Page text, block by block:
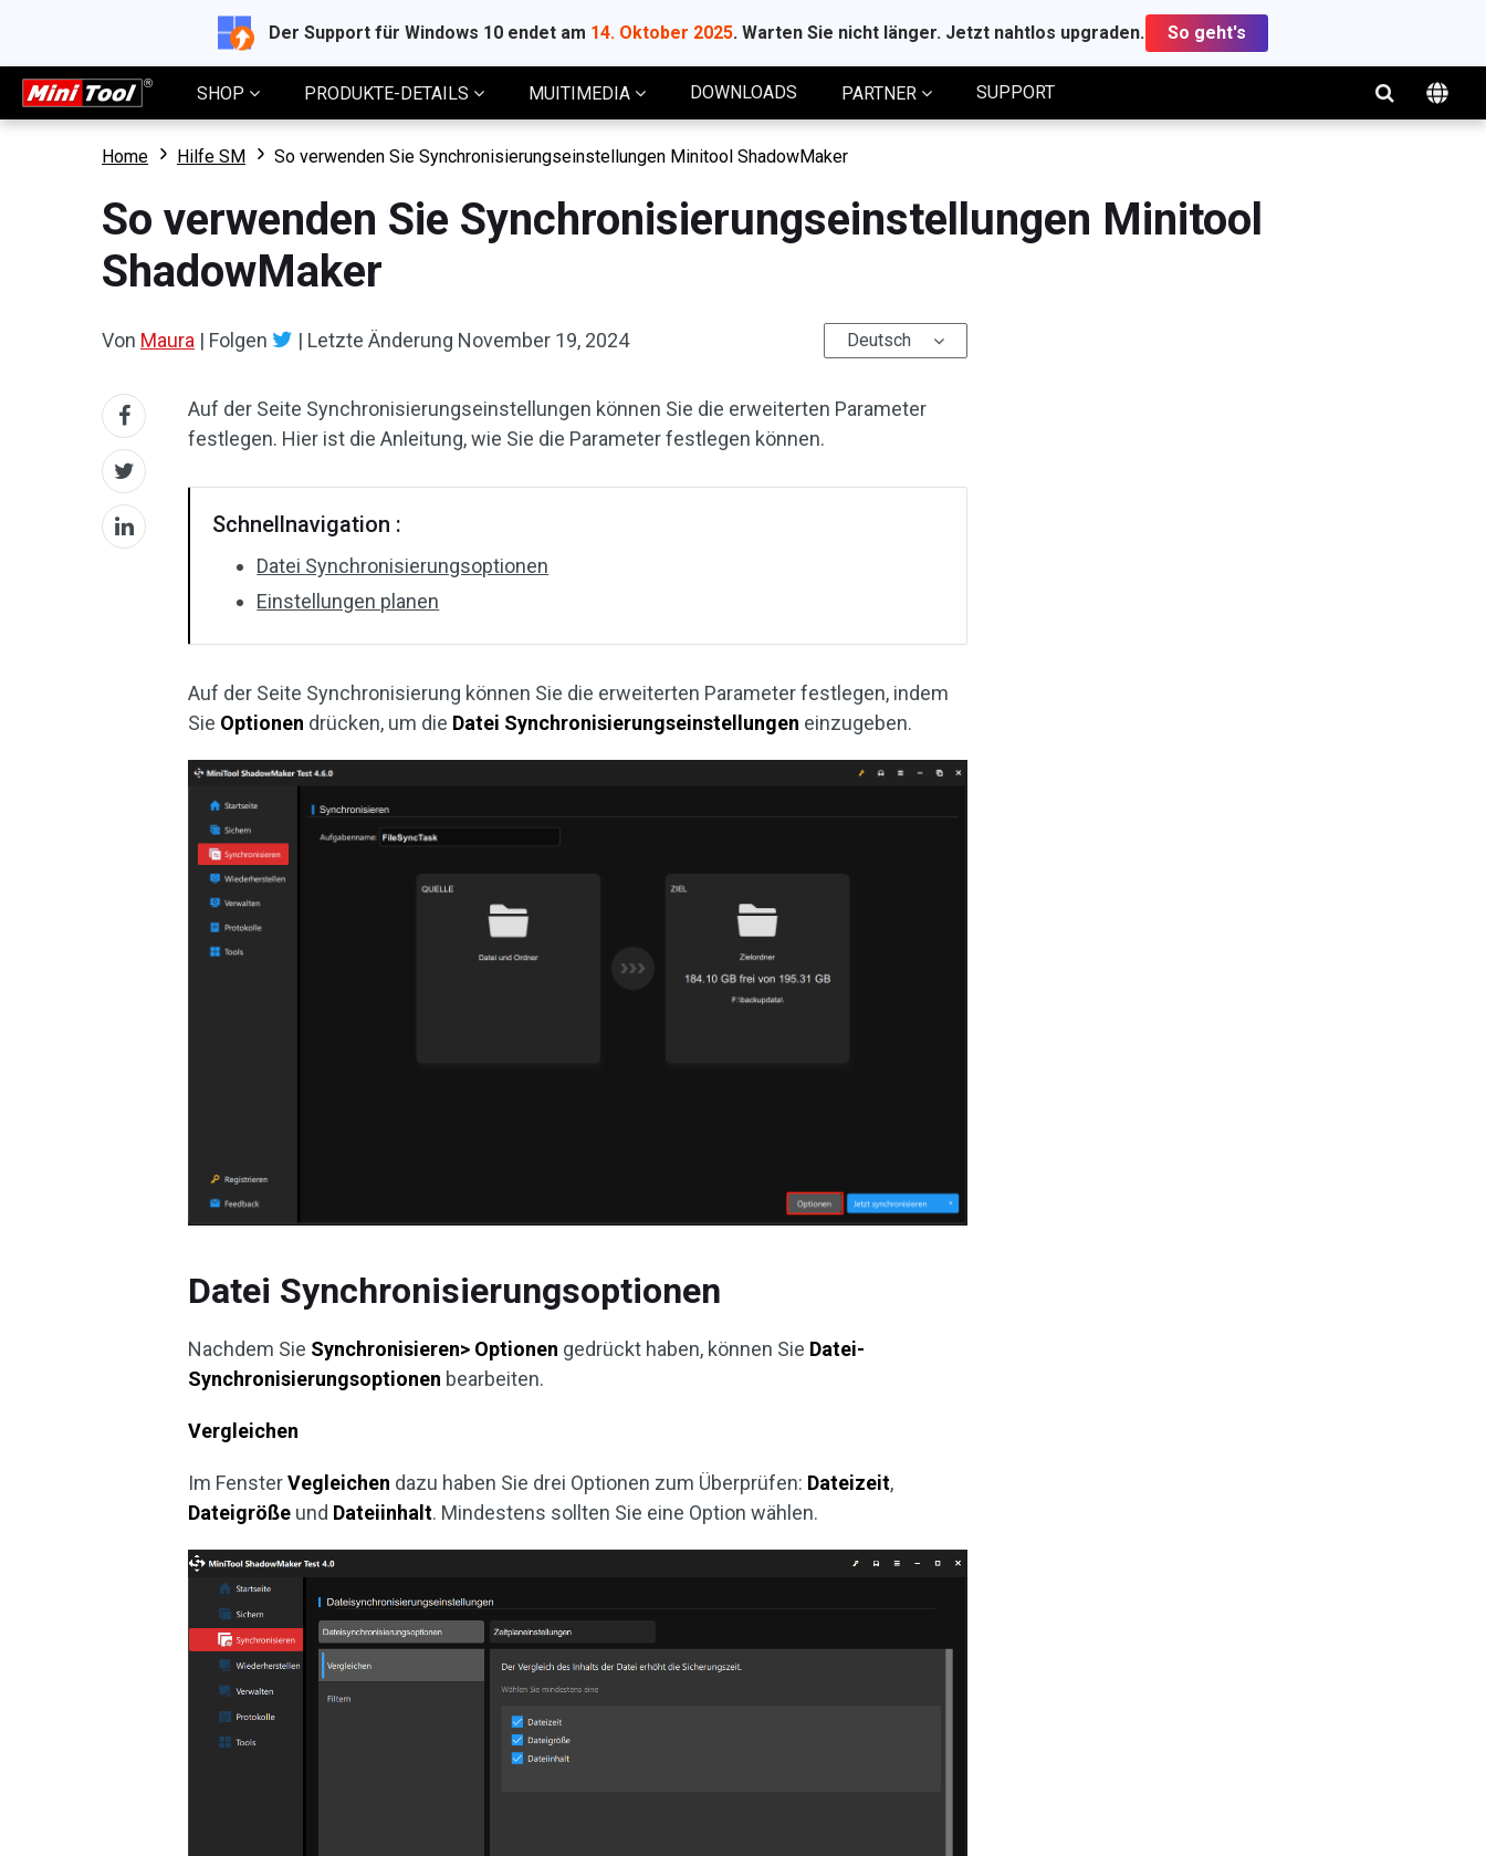
Der Support für Windows 10 endet am 14. Oktober 2025. Warten Sie nicht länger. Jetzt nahtlos upgraden. So geht's
SHOP PRODUKTE-DETAILS MUITIMEDIA DOWNLOADS PARTNER SUPPORT
Home Hilfe SM So verwenden Sie Synchronisierungseinstellungen Minitool ShadowMaker
So verwenden Sie Synchronisierungseinstellungen Minitool
ShadowMaker
Von Maura | Folgen | Letzte Änderung November 19, 2024 Deutsch
Auf der Seite Synchronisierungseinstellungen können Sie die erweiterten Parameter
festlegen. Hier ist die Anleitung, wie Sie die Parameter festlegen können.
Schnellnavigation :
Datei Synchronisierungsoptionen
Einstellungen planen
Auf der Seite Synchronisierung können Sie die erweiterten Parameter festlegen, indem
Sie Optionen drücken, um die Datei Synchronisierungseinstellungen einzugeben.
Datei Synchronisierungsoptionen
Nachdem Sie Synchronisieren> Optionen gedrückt haben, können Sie Datei-
Synchronisierungsoptionen bearbeiten.
Vergleichen
Im FensterVegleichen dazu haben Sie drei Optionen zum Überprüfen: Dateizeit,
Dateigröße und Dateiinhalt. Mindestens sollten Sie eine Option wählen.